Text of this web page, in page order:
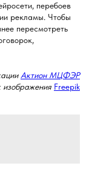
перебоев
рекламы. Чтобы
пересмотреть
Актион МЦФЭР
изображения Freepik